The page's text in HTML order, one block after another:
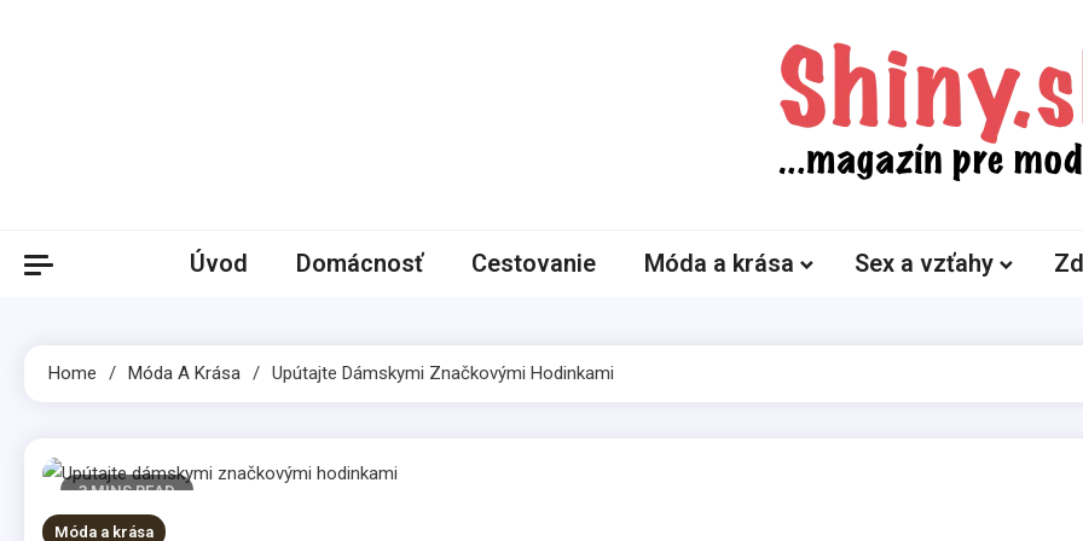
Úvod Domácnosť Cestovanie Móda a krása Sex a vzťahy
Home Móda A Krása Upútajte Dámskymi Značkovými Hodinkami
3 MINS READ
Móda a krása